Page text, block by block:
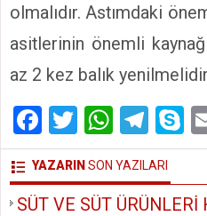
olmalıdır. Astımdaki
asitlerinin önemli
az 2 kez balık
Facebook
Twitter
YAZARINSON YAZILARI
SÜT VE SÜT